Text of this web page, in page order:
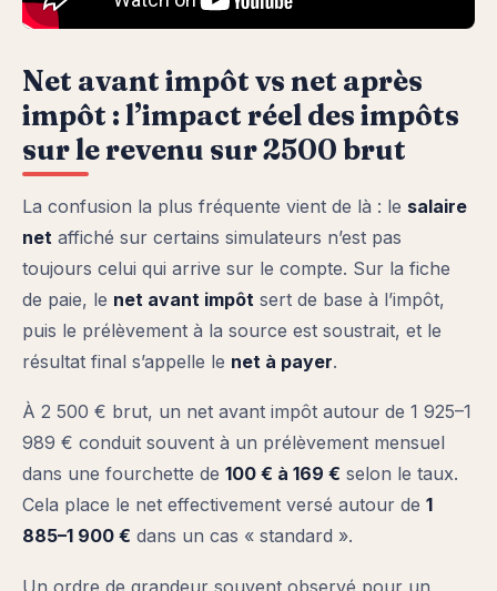
Net avant impôt vs net après
impôt : l’impact réel des impôts
sur le revenu sur 2500 brut
La confusion la plus fréquente vient de là : le salaire
net affiché sur certains simulateurs n’est pas
toujours celui qui arrive sur le compte. Sur la fiche
de paie, le net avant impôt sert de base à l’impôt,
puis le prélèvement à la source est soustrait, et le
résultat final s’appelle le net à payer.
À 2 500 € brut, un net avant impôt autour de 1 925–1
989 € conduit souvent à un prélèvement mensuel
dans une fourchette de 100 € à 169 € selon le taux.
Cela place le net effectivement versé autour de 1
885–1 900 € dans un cas « standard ».
Un ordre de grandeur souvent observé pour un